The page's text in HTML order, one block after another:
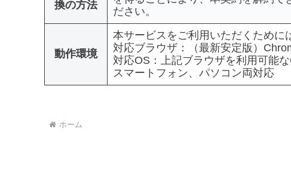
換の方法
ださい。
動作環境
本サービスをご利用いただくために
対応ブラウザ：（最新安定版）
対応OS：上記ブラウザを利用可能
スマートフォン、パソコン両対応
ホーム